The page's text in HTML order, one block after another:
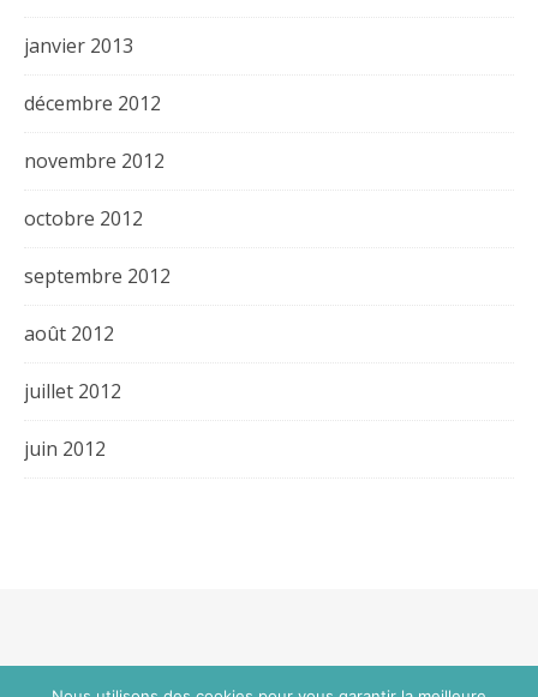
janvier 2013
décembre 2012
novembre 2012
octobre 2012
septembre 2012
août 2012
juillet 2012
juin 2012